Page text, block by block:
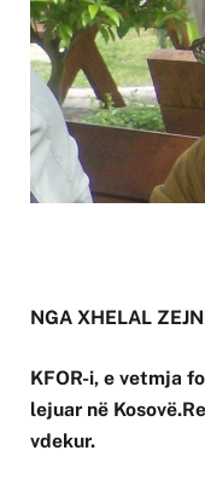
NGA XHELAL
KFOR-i, e vetmja
lejuar në
vdekur.